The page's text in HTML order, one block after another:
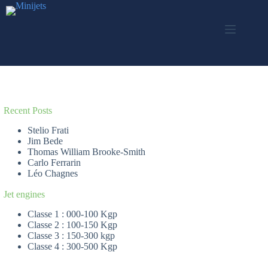
Skip
to
Recent Posts
Stelio Frati
Jim Bede
Thomas William Brooke-Smith
Carlo Ferrarin
Léo Chagnes
Jet engines
Classe 1 : 000-100 Kgp
Classe 2 : 100-150 Kgp
Classe 3 : 150-300 kgp
Classe 4 : 300-500 Kgp